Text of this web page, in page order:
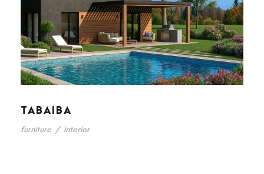
TABAIBA
furniture / interior